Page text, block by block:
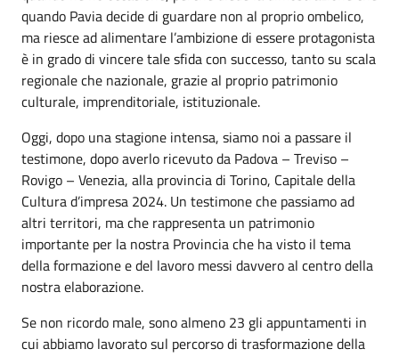
quando Pavia decide di guardare non al proprio ombelico,
ma riesce ad alimentare l’ambizione di essere protagonista
è in grado di vincere tale sfida con successo, tanto su scala
regionale che nazionale, grazie al proprio patrimonio
culturale, imprenditoriale, istituzionale.
Oggi, dopo una stagione intensa, siamo noi a passare il
testimone, dopo averlo ricevuto da Padova – Treviso –
Rovigo – Venezia, alla provincia di Torino, Capitale della
Cultura d’impresa 2024. Un testimone che passiamo ad
altri territori, ma che rappresenta un patrimonio
importante per la nostra Provincia che ha visto il tema
della formazione e del lavoro messi davvero al centro della
nostra elaborazione.
Se non ricordo male, sono almeno 23 gli appuntamenti in
cui abbiamo lavorato sul percorso di trasformazione della